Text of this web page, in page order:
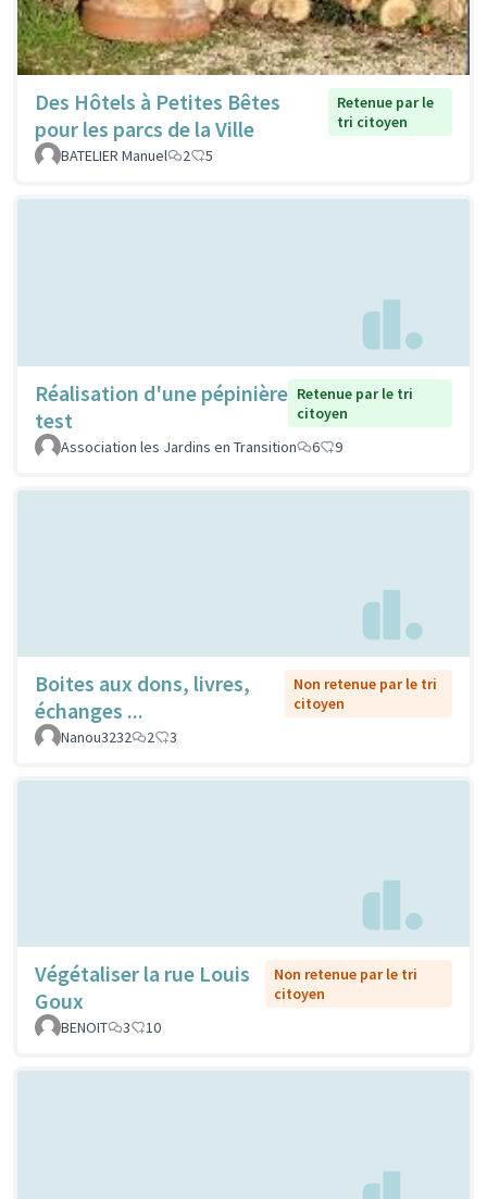
Des Hôtels à Petites Bêtes
pour les parcs de la Ville
Retenue par le
tri citoyen
BATELIER Manuel
2 5
Réalisation d'une pépinière
test
Retenue par le tri
citoyen
Association les Jardins en Transition
6 9
Boites aux dons, livres,
échanges ...
Non retenue par le tri
citoyen
Nanou3232
2 3
Végétaliser la rue Louis
Goux
Non retenue par le tri
citoyen
BENOIT
3 10